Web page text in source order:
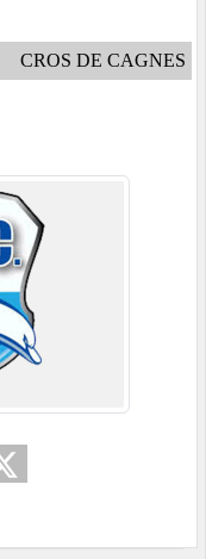
CROS DE CAGNES